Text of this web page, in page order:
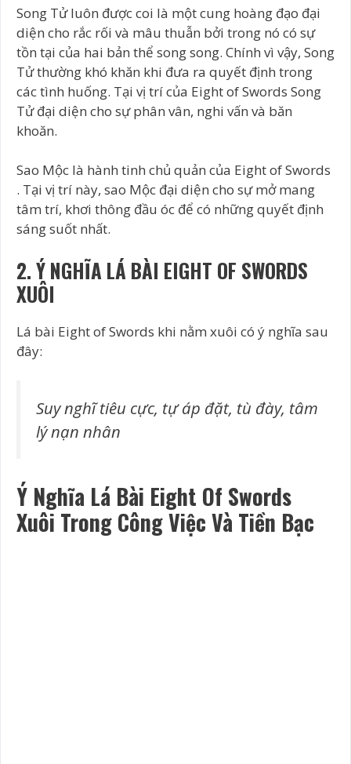
Song Tử luôn được coi là một cung hoàng đạo đại
diện cho rắc rối và mâu thuẫn bởi trong nó có sự
tồn tại của hai bản thể song song. Chính vì vậy, Song
Tử thường khó khăn khi đưa ra quyết định trong
các tình huống. Tại vị trí của Eight of Swords Song
Tử đại diện cho sự phân vân, nghi vấn và băn
khoăn.
Sao Mộc là hành tinh chủ quản của Eight of Swords
. Tại vị trí này, sao Mộc đại diện cho sự mở mang
tâm trí, khơi thông đầu óc để có những quyết định
sáng suốt nhất.
2. Ý NGHĨA LÁ BÀI EIGHT OF SWORDS
XUÔI
Lá bài Eight of Swords khi nằm xuôi có ý nghĩa sau
đây:
Suy nghĩ tiêu cực, tự áp đặt, tù đày, tâm
lý nạn nhân
Ý Nghĩa Lá Bài Eight Of Swords
Xuôi Trong Công Việc Và Tiền Bạc